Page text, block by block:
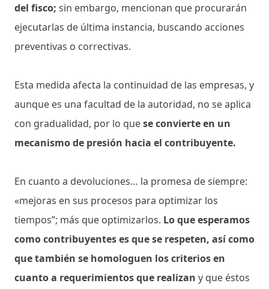
del fisco; sin embargo, mencionan que procurarán
ejecutarlas de última instancia, buscando acciones
preventivas o correctivas.
Esta medida afecta la continuidad de las empresas, y
aunque es una facultad de la autoridad, no se aplica
con gradualidad, por lo quese convierte en un
mecanismo de presión hacia el contribuyente.
En cuanto a devoluciones… la promesa de siempre:
«mejoras en sus procesos para optimizar los
tiempos”; más que optimizarlos. Lo que esperamos
como contribuyentes es que se respeten, así como
que también se homologuen los criterios en
cuanto a requerimientos que realizan y que éstos